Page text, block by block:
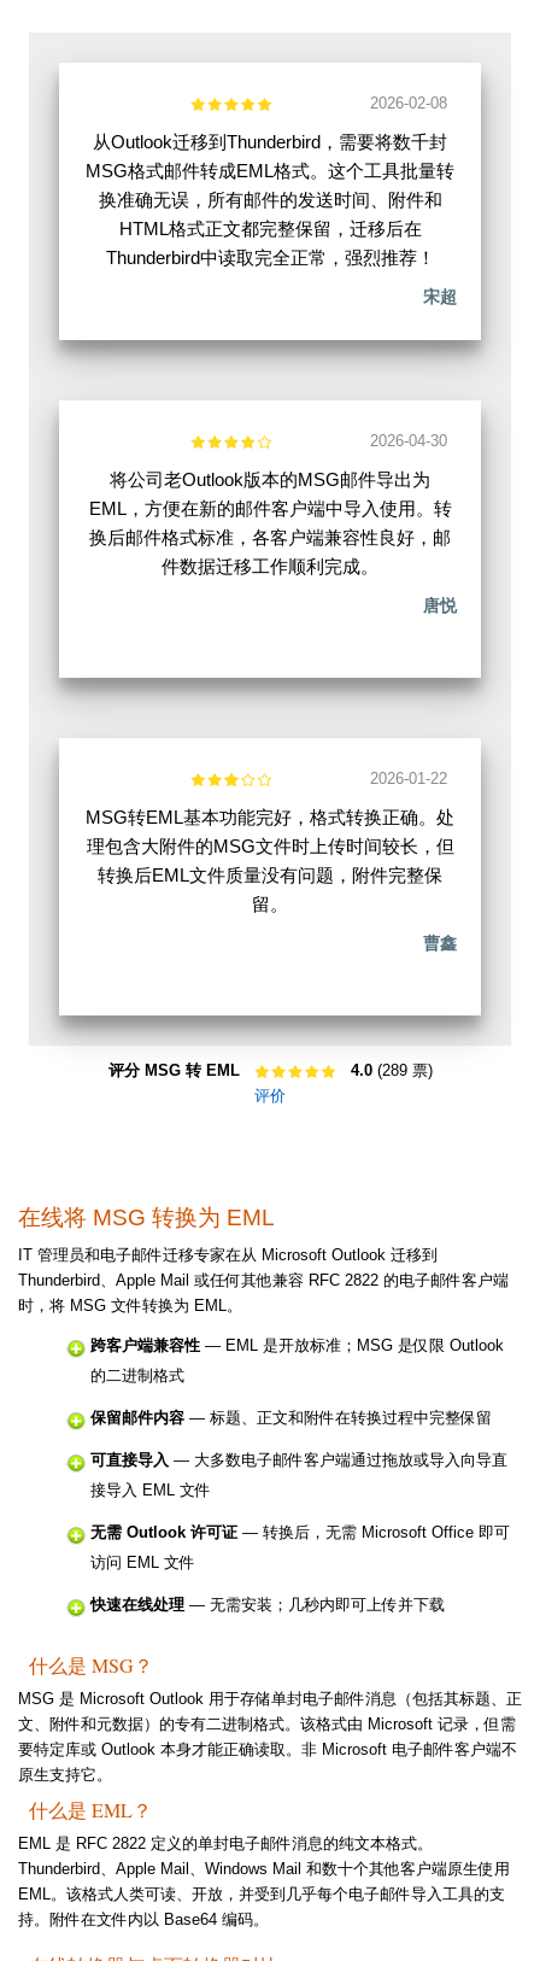
2026-02-08
从Outlook迁移到Thunderbird，需要将数千封
MSG格式邮件转成EML格式。这个工具批量转
换准确无误，所有邮件的发送时间、附件和
HTML格式正文都完整保留，迁移后在
Thunderbird中读取完全正常，强烈推荐！
宋超
2026-04-30
将公司老Outlook版本的MSG邮件导出为
EML，方便在新的邮件客户端中导入使用。转
换后邮件格式标准，各客户端兼容性良好，邮
件数据迁移工作顺利完成。
唐悦
2026-01-22
MSG转EML基本功能完好，格式转换正确。处
理包含大附件的MSG文件时上传时间较长，但
转换后EML文件质量没有问题，附件完整保
留。
曹鑫
评分 MSG 转 EML 4.0(289 票)
评价
在线将 MSG 转换为 EML
IT 管理员和电子邮件迁移专家在从 Microsoft Outlook 迁移到
Thunderbird、Apple Mail 或任何其他兼容 RFC 2822 的电子邮件客户端
时，将 MSG 文件转换为 EML。
跨客户端兼容性 — EML 是开放标准；MSG 是仅限 Outlook
的二进制格式
保留邮件内容 — 标题、正文和附件在转换过程中完整保留
可直接导入 — 大多数电子邮件客户端通过拖放或导入向导直
接导入 EML 文件
无需 Outlook 许可证 — 转换后，无需 Microsoft Office 即可
访问 EML 文件
快速在线处理 — 无需安装；几秒内即可上传并下载
什么是 MSG？
MSG 是 Microsoft Outlook 用于存储单封电子邮件消息（包括其标题、正
文、附件和元数据）的专有二进制格式。该格式由 Microsoft 记录，但需
要特定库或 Outlook 本身才能正确读取。非 Microsoft 电子邮件客户端不
原生支持它。
什么是 EML？
EML 是 RFC 2822 定义的单封电子邮件消息的纯文本格式。
Thunderbird、Apple Mail、Windows Mail 和数十个其他客户端原生使用
EML。该格式人类可读、开放，并受到几乎每个电子邮件导入工具的支
持。附件在文件内以 Base64 编码。